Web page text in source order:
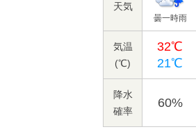
天気
曇一時雨
気温
(℃)
32℃
21℃
降水
確率
60%